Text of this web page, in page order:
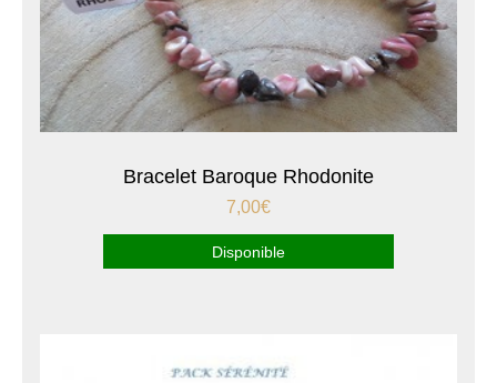
Bracelet Baroque Rhodonite
7,00€
Disponible